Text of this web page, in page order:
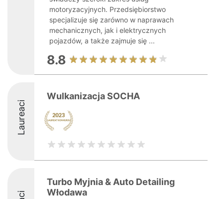
motoryzacyjnych. Przedsiębiorstwo
specjalizuje się zarówno w naprawach
mechanicznych, jak i elektrycznych
pojazdów, a także zajmuje się ...
8.8
Laureaci
Wulkanizacja SOCHA
Turbo Myjnia & Auto Detailing
Włodawa